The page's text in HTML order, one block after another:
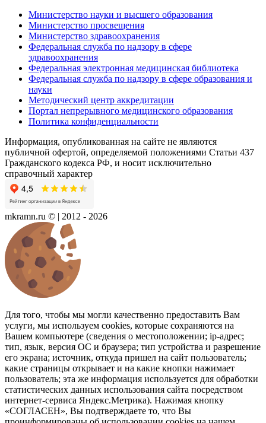
Министерство науки и высшего образования
Министерство просвещения
Министерство здравоохранения
Федеральная служба по надзору в сфере
здравоохранения
Федеральная электронная медицинская библиотека
Федеральная служба по надзору в сфере образования и
науки
Методический центр аккредитации
Портал непрерывного медицинского образования
Политика конфиденциальности
Информация, опубликованная на сайте не являются
публичной офертой, определяемой положениями Статьи 437
Гражданского кодекса РФ, и носит исключительно
справочный характер
mkramn.ru © | 2012 - 2026
Для того, чтобы мы могли качественно предоставить Вам
услуги, мы используем cookies, которые сохраняются на
Вашем компьютере (сведения о местоположении; ip-адрес;
тип, язык, версия ОС и браузера; тип устройства и разрешение
его экрана; источник, откуда пришел на сайт пользователь;
какие страницы открывает и на какие кнопки нажимает
пользователь; эта же информация используется для обработки
статистических данных использования сайта посредством
интернет-сервиса Яндекс.Метрика). Нажимая кнопку
«СОГЛАСЕН», Вы подтверждаете то, что Вы